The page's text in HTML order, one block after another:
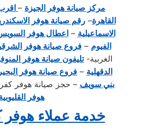
مركز صيانة هوفر الجيزة –
القاهرة–رقم صيانة هوفر
الاسماعيلية –اعطال هوفر
الفيوم –فروع صيانة هوفر
الغربية-تليفون صيانة هوفر
الدقهلية – فروع صيانة هوفر
بني سويف – حجز صيانة هوفر
هوفر
خدمة عملاء هوفر